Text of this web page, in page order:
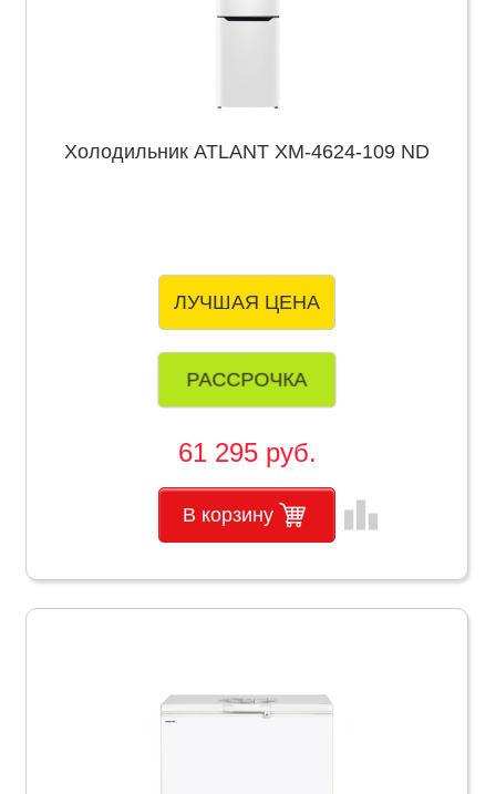
Холодильник ATLANT ХМ-4624-109 ND
ЛУЧШАЯ ЦЕНА
РАССРОЧКА
61 295 руб.
В корзину leaderboard